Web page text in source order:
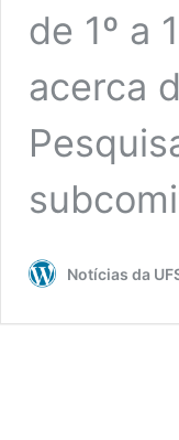
de 1º a
acerca
Notícias da